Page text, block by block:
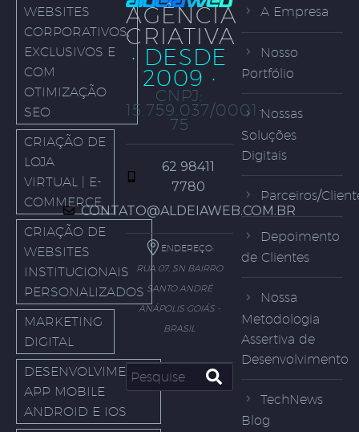
WEBSITES
CORPORATIVOS,
EXCLUSIVOS E
COM
OTIMIZAÇÃO
SEO
CRIAÇÃO DE
LOJA
VIRTUAL | E-
COMMERCE
CRIAÇÃO DE
WEBSITES
INSTITUCIONAIS
PERSONALIZADOS
MARKETING
DIGITAL
DESENVOLVIMENTO
APP MOBILE
ANDROID E IOS
AGÊNCIA
CRIATIVA
· DESDE
2009 ·
CNPJ:
15.759.037/0001-
75
62 98411
7780
CONTATO@ALDEIAWEB.COM.BR
ENDEREÇO:
RUA 07, SN BAIRRO
SANTO ANDRÉ
ANÁPOLIS GOIÁS -
BRASIL
A Empresa
Nosso
Portfólio
Nossas
Soluções
Digitais
Parceiros/
Depoimento
de Clientes
Nossa
Metodologia
Assertiva de
Desenvolvimento
TechNews
Blog